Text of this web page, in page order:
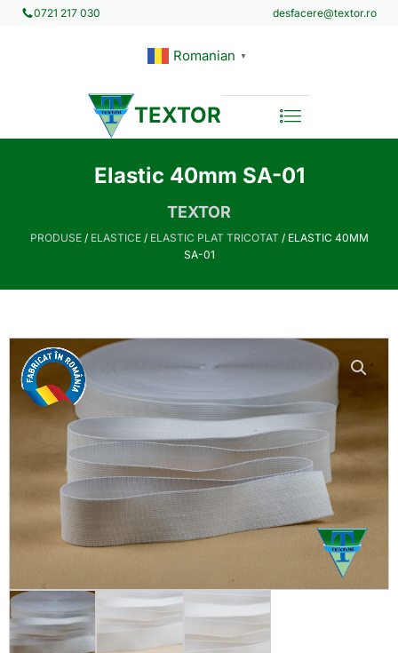
0721 217 030 desfacere@textor.ro
Romanian ▼
TEXTOR
Elastic 40mm SA-01
TEXTOR
PRODUSE/ ELASTICE/ ELASTIC PLAT TRICOTAT/ ELASTIC 40MM
SA-01